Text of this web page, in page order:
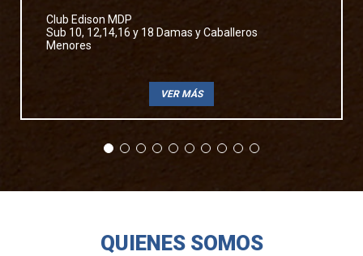
Club Edison MDP
Sub 10, 12,14,16 y 18 Damas y Caballeros
Menores
VER MÁS
QUIENES SOMOS